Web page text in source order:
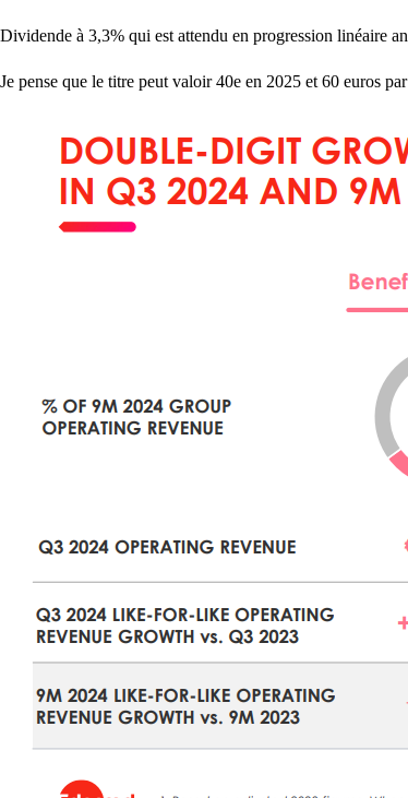
Dividende à 3,3% qui est attendu en progression linéaire
Je pense que le titre peut valoir 40e en 2025 et 60 euros